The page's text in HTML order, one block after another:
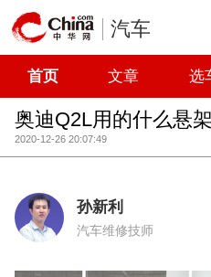
汽车
首页 文章 选
奥迪Q2L用的什么悬架
2020-12-26 20:07:49
孙新利
汽车维修技师